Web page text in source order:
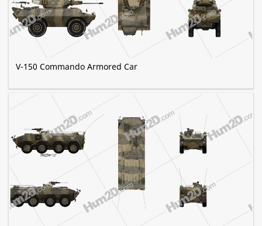
V-150 Commando Armored Car